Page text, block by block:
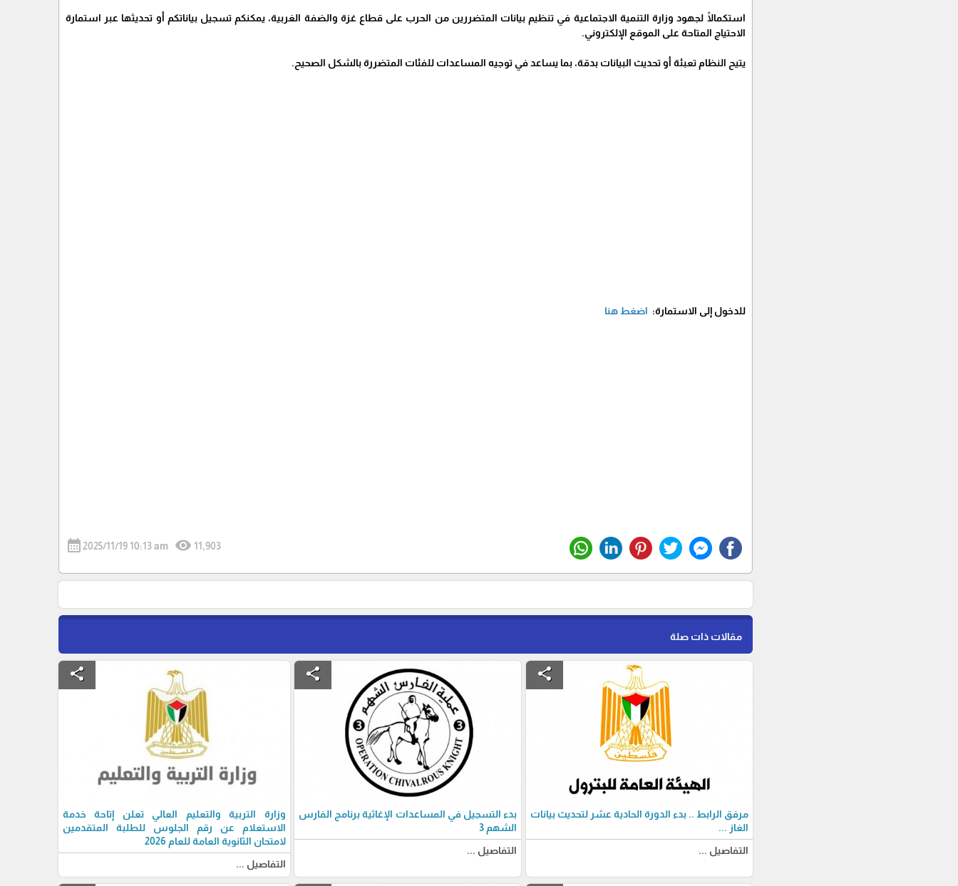
استكمالًا لجهود وزارة التنمية الاجتماعية في تنظيم بيانات المتضررين من الحرب على قطاع غزة والضفة الغربية، يمكنكم تسجيل بياناتكم أو تحديثها عبر استمارة
الاحتياج المتاحة على الموقع الإلكتروني.
يتيح النظام تعبئة أو تحديث البيانات بدقة، بما يساعد في توجيه المساعدات للفئات المتضررة بالشكل الصحيح.
للدخول إلى الاستمارة: اضغط هنا
calendar_month2025/11/19 10:13 am visibility 11,903
مقالات ذات صلة
share
مرفق الرابط .. بدء الدورة الحادية عشر لتحديث بيانات
الغاز ...
التفاصيل ...
share
بدء التسجيل في المساعدات الإغاثية برنامج الفارس
الشهم 3
التفاصيل ...
share
وزارة التربية والتعليم العالي تعلن إتاحة خدمة
الاستعلام عن رقم الجلوس للطلبة المتقدمين
لامتحان الثانوية العامة للعام 2026
التفاصيل ...